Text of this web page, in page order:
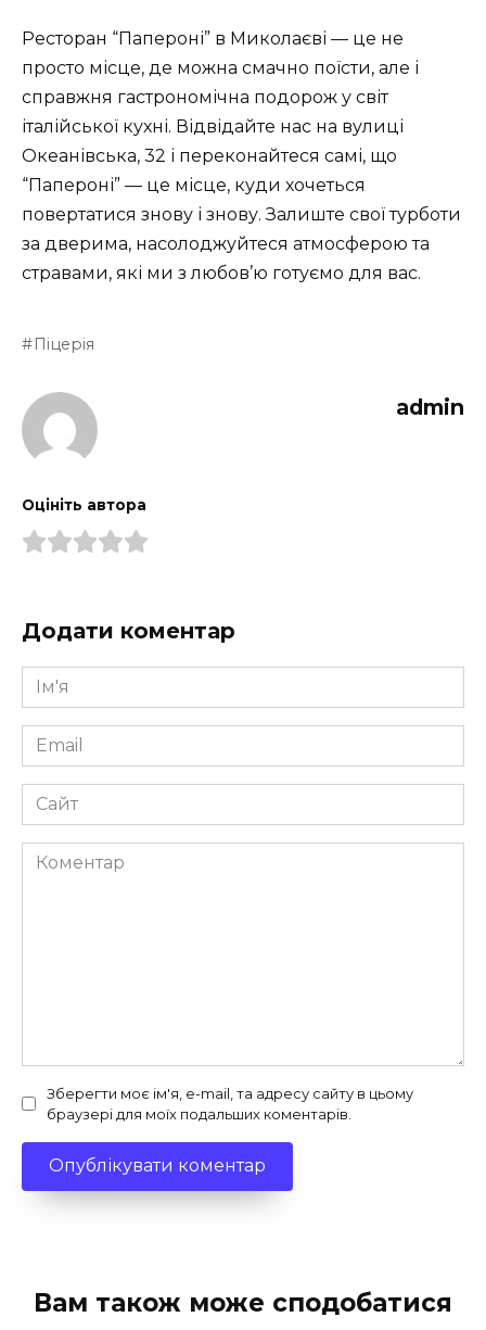
Ресторан “Папероні” в Миколаєві — це не
просто місце, де можна смачно поїсти, але і
справжня гастрономічна подорож у світ
італійської кухні. Відвідайте нас на вулиці
Океанівська, 32 і переконайтеся самі, що
“Папероні” — це місце, куди хочеться
повертатися знову і знову. Залиште свої турботи
за дверима, насолоджуйтеся атмосферою та
стравами, які ми з любов’ю готуємо для вас.
Піцерія
admin
Оцініть автора
Додати коментар
Ім'я
*
Email
*
Сайт
Коментар
Зберегти моє ім'я, e-mail, та адресу сайту в цьому
браузері для моїх подальших коментарів.
Вам також може сподобатися